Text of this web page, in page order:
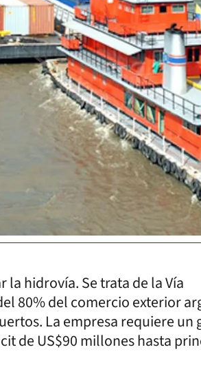
hidrovía. Se trata de la Vía
80% del comercio exterior
La empresa requiere un
de US$90 millones hasta